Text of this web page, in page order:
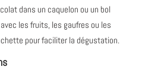
dans un caquelon ou un bol
les fruits, les gaufres ou les
pour faciliter la dégustation.